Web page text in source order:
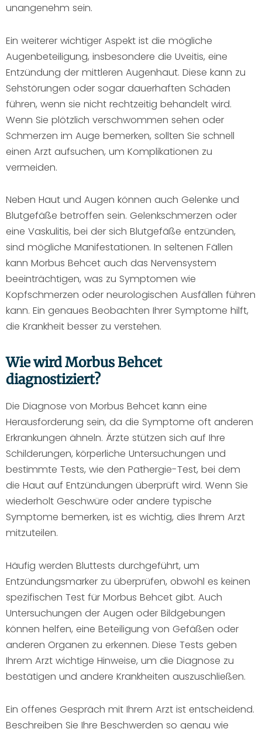
unangenehm sein.
Ein weiterer wichtiger Aspekt ist die mögliche
Augenbeteiligung, insbesondere die Uveitis, eine
Entzündung der mittleren Augenhaut. Diese kann zu
Sehstörungen oder sogar dauerhaften Schäden
führen, wenn sie nicht rechtzeitig behandelt wird.
Wenn Sie plötzlich verschwommen sehen oder
Schmerzen im Auge bemerken, sollten Sie schnell
einen Arzt aufsuchen, um Komplikationen zu
vermeiden.
Neben Haut und Augen können auch Gelenke und
Blutgefäße betroffen sein. Gelenkschmerzen oder
eine Vaskulitis, bei der sich Blutgefäße entzünden,
sind mögliche Manifestationen. In seltenen Fällen
kann Morbus Behcet auch das Nervensystem
beeinträchtigen, was zu Symptomen wie
Kopfschmerzen oder neurologischen Ausfällen führen
kann. Ein genaues Beobachten Ihrer Symptome hilft,
die Krankheit besser zu verstehen.
Wie wird Morbus Behcet
diagnostiziert?
Die Diagnose von Morbus Behcet kann eine
Herausforderung sein, da die Symptome oft anderen
Erkrankungen ähneln. Ärzte stützen sich auf Ihre
Schilderungen, körperliche Untersuchungen und
bestimmte Tests, wie den Pathergie-Test, bei dem
die Haut auf Entzündungen überprüft wird. Wenn Sie
wiederholt Geschwüre oder andere typische
Symptome bemerken, ist es wichtig, dies Ihrem Arzt
mitzuteilen.
Häufig werden Bluttests durchgeführt, um
Entzündungsmarker zu überprüfen, obwohl es keinen
spezifischen Test für Morbus Behcet gibt. Auch
Untersuchungen der Augen oder Bildgebungen
können helfen, eine Beteiligung von Gefäßen oder
anderen Organen zu erkennen. Diese Tests geben
Ihrem Arzt wichtige Hinweise, um die Diagnose zu
bestätigen und andere Krankheiten auszuschließen.
Ein offenes Gespräch mit Ihrem Arzt ist entscheidend.
Beschreiben Sie Ihre Beschwerden so genau wie